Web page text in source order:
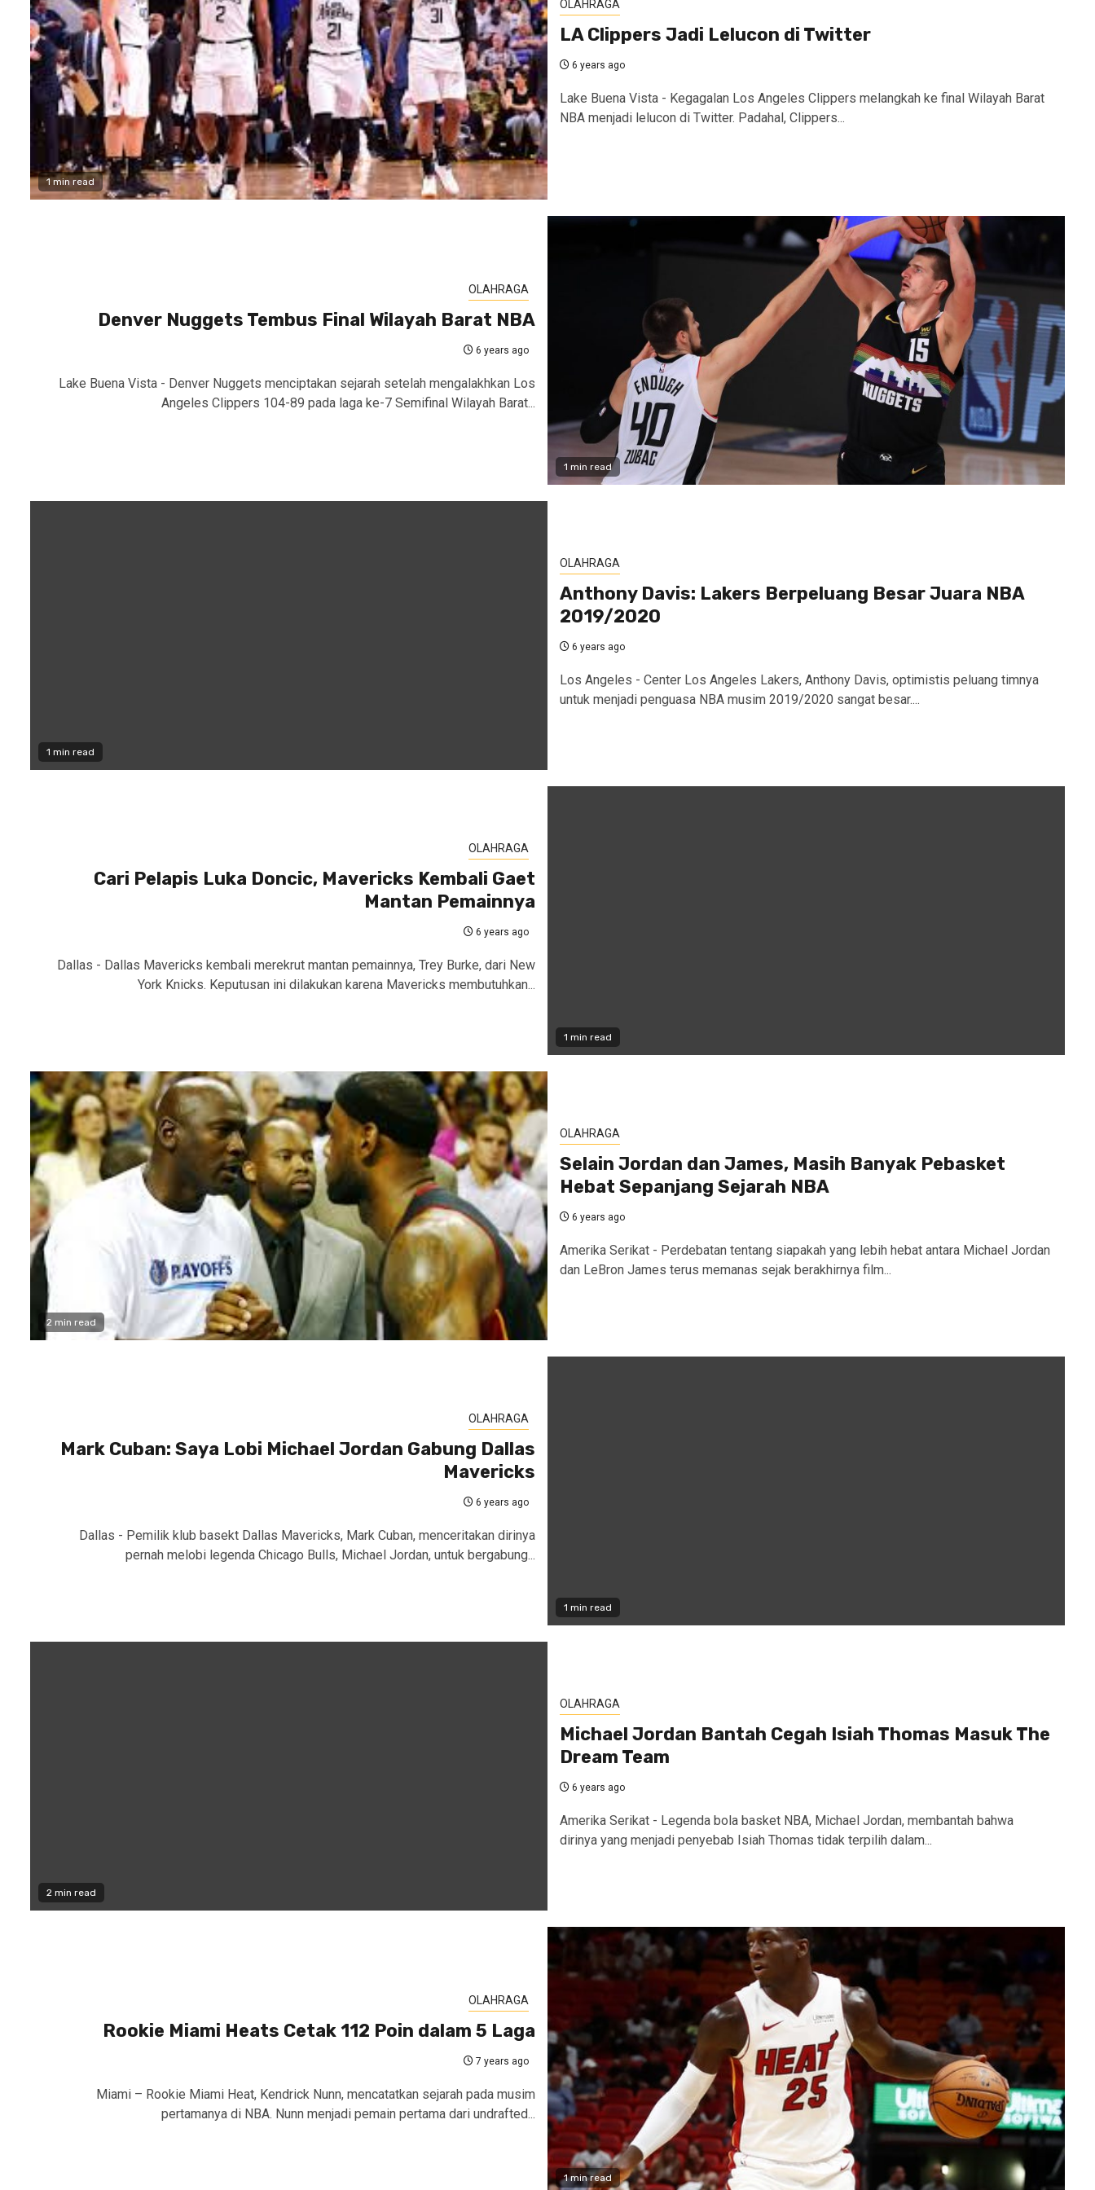
1 min read
OLAHRAGA
LA Clippers Jadi Lelucon di Twitter
6 years ago
Lake Buena Vista - Kegagalan Los Angeles Clippers melangkah ke final Wilayah Barat
NBA menjadi lelucon di Twitter. Padahal, Clippers...
1 min read
OLAHRAGA
Denver Nuggets Tembus Final Wilayah Barat NBA
6 years ago
Lake Buena Vista - Denver Nuggets menciptakan sejarah setelah mengalakhkan Los
Angeles Clippers 104-89 pada laga ke-7 Semifinal Wilayah Barat...
1 min read
OLAHRAGA
Anthony Davis: Lakers Berpeluang Besar Juara NBA
2019/2020
6 years ago
Los Angeles - Center Los Angeles Lakers, Anthony Davis, optimistis peluang timnya
untuk menjadi penguasa NBA musim 2019/2020 sangat besar....
1 min read
OLAHRAGA
Cari Pelapis Luka Doncic, Mavericks Kembali Gaet
Mantan Pemainnya
6 years ago
Dallas - Dallas Mavericks kembali merekrut mantan pemainnya, Trey Burke, dari New
York Knicks. Keputusan ini dilakukan karena Mavericks membutuhkan...
2 min read
OLAHRAGA
Selain Jordan dan James, Masih Banyak Pebasket
Hebat Sepanjang Sejarah NBA
6 years ago
Amerika Serikat - Perdebatan tentang siapakah yang lebih hebat antara Michael Jordan
dan LeBron James terus memanas sejak berakhirnya film...
1 min read
OLAHRAGA
Mark Cuban: Saya Lobi Michael Jordan Gabung Dallas
Mavericks
6 years ago
Dallas - Pemilik klub basekt Dallas Mavericks, Mark Cuban, menceritakan dirinya
pernah melobi legenda Chicago Bulls, Michael Jordan, untuk bergabung...
2 min read
OLAHRAGA
Michael Jordan Bantah Cegah Isiah Thomas Masuk The
Dream Team
6 years ago
Amerika Serikat - Legenda bola basket NBA, Michael Jordan, membantah bahwa
dirinya yang menjadi penyebab Isiah Thomas tidak terpilih dalam...
1 min read
OLAHRAGA
Rookie Miami Heats Cetak 112 Poin dalam 5 Laga
7 years ago
Miami – Rookie Miami Heat, Kendrick Nunn, mencatatkan sejarah pada musim
pertamanya di NBA. Nunn menjadi pemain pertama dari undrafted...